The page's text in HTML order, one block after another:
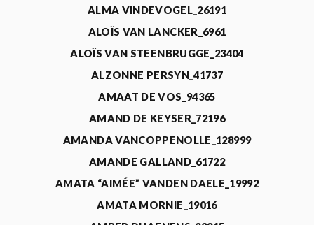
ALMA VINDEVOGEL_26191
ALOÏS VAN LANCKER_6961
ALOÏS VAN STEENBRUGGE_23404
ALZONNE PERSYN_41737
AMAAT DE VOS_94365
AMAND DE KEYSER_72196
AMANDA VANCOPPENOLLE_128999
AMANDE GALLAND_61722
AMATA “AIMÉE” VANDEN DAELE_19992
AMATA MORNIE_19016